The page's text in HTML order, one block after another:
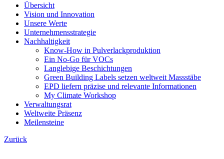
Übersicht
Vision und Innovation
Unsere Werte
Unternehmensstrategie
Nachhaltigkeit
Know-How in Pulverlackproduktion
Ein No-Go für VOCs
Langlebige Beschichtungen
Green Building Labels setzen weltweit Massstäbe
EPD liefern präzise und relevante Informationen
My Climate Workshop
Verwaltungsrat
Weltweite Präsenz
Meilensteine
Zurück